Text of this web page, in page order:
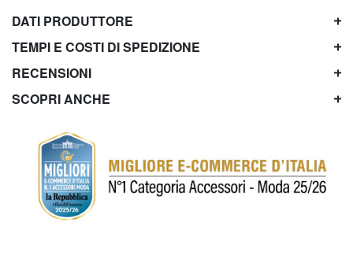
DATI PRODUTTORE
TEMPI E COSTI DI SPEDIZIONE
RECENSIONI
SCOPRI ANCHE